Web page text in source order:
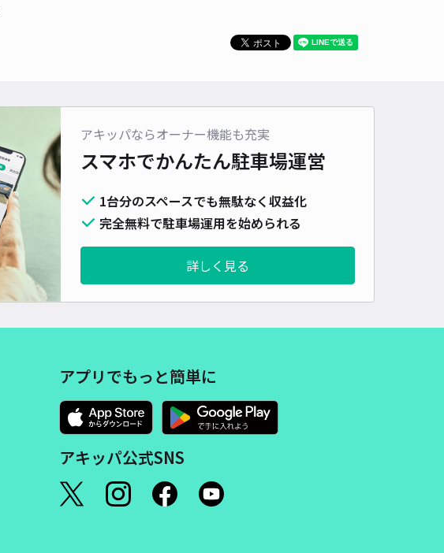
アキッパならオーナー機能も充実
スマホでかんたん駐車場運営
1台分のスペースでも無駄なく収益化
完全無料で駐車場運用を始められる
詳しく見る
アプリでもっと簡単に
アキッパ公式SNS